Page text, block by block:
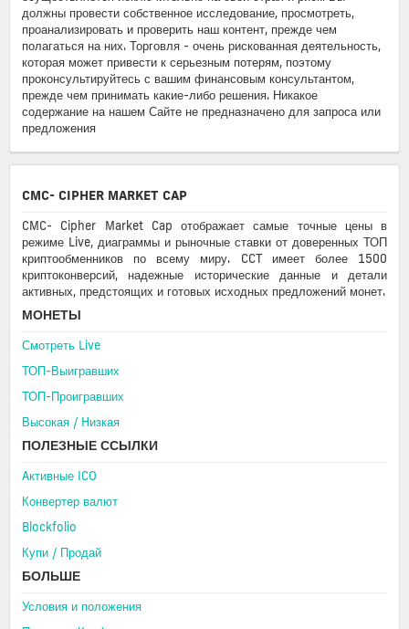
должны провести собственное исследование, просмотреть,
проанализировать и проверить наш контент, прежде чем
полагаться на них. Торговля - очень рискованная деятельность,
которая может привести к серьезным потерям, поэтому
проконсультируйтесь с вашим финансовым консультантом,
прежде чем принимать какие-либо решения. Никакое
содержание на нашем Сайте не предназначено для запроса или
предложения
CMC- CIPHER MARKET CAP
CMC- Cipher Market Cap отображает самые точные цены в
режиме Live, диаграммы и рыночные ставки от доверенных ТОП
криптообменников по всему миру. CCT имеет более 1500
криптоконверсий, надежные исторические данные и детали
активных, предстоящих и готовых исходных предложений монет.
МОНЕТЫ
Смотреть Live
ТОП-Выигравших
ТОП-Проигравших
Высокая / Hизкая
ПОЛЕЗНЫЕ ССЫЛКИ
Aктивные ICO
Конвертер валют
Blockfolio
Купи / Продай
БОЛЬШЕ
Условия и положения